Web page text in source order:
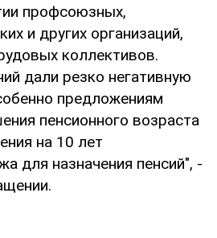
профсоюзных,
и других организаций,
коллективов.
дали резко негативную
предложениям
пенсионного возраста
на 10 лет
для назначения пенсий", -